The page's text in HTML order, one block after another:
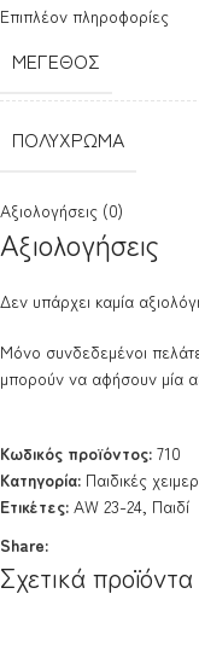
Επιπλέον πληροφορίες
ΜΈΓΕΘΟΣ
ΠΟΛΎΧΡΩΜΑ
Αξιολογήσεις (0)
Αξιολογήσεις
Δεν υπάρχει καμία
Μόνο συνδεδεμένοι
μπορούν να αφήσουν μία
Κωδικός προϊόντος: 710
Κατηγορία: Παιδικές
Ετικέτες: AW 23-24, Παιδί
Share:
Σχετικά προϊόντα